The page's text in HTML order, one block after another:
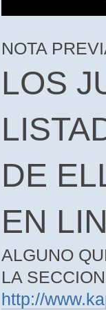
NOTA
LOS
DE
EN
ALGUNO
LA
http://